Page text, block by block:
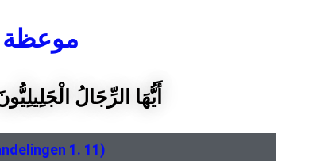
موعظة
"أَيُّهَا الرِّجَالُ
1. 11)